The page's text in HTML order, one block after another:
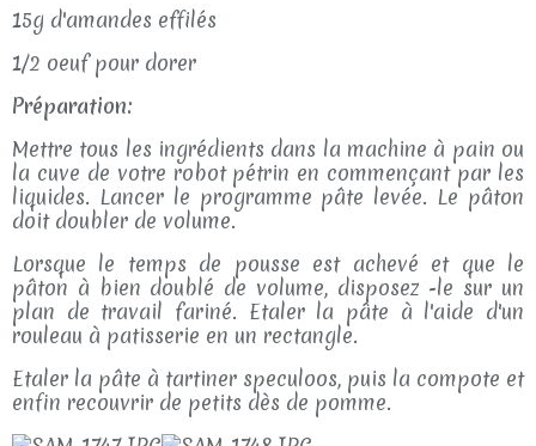
15g d'amandes effilés
1/2 oeuf pour dorer
Préparation:
Mettre tous les ingrédients dans la machine à pain ou
la cuve de votre robot pétrin en commençant par les
liquides. Lancer le programme pâte levée. Le pâton
doit doubler de volume.
Lorsque le temps de pousse est achevé et que le
pâton à bien doublé de volume, disposez -le sur un
plan de travail fariné. Etaler la pâte à l'aide d'un
rouleau à patisserie en un rectangle.
Etaler la pâte à tartiner speculoos, puis la compote et
enfin recouvrir de petits dès de pomme.